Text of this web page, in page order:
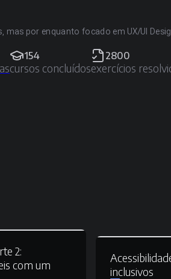
mas por enquanto focado em UX/UI
154
cursos concluídos
2800
exercícios
2:
com um
inclusivos